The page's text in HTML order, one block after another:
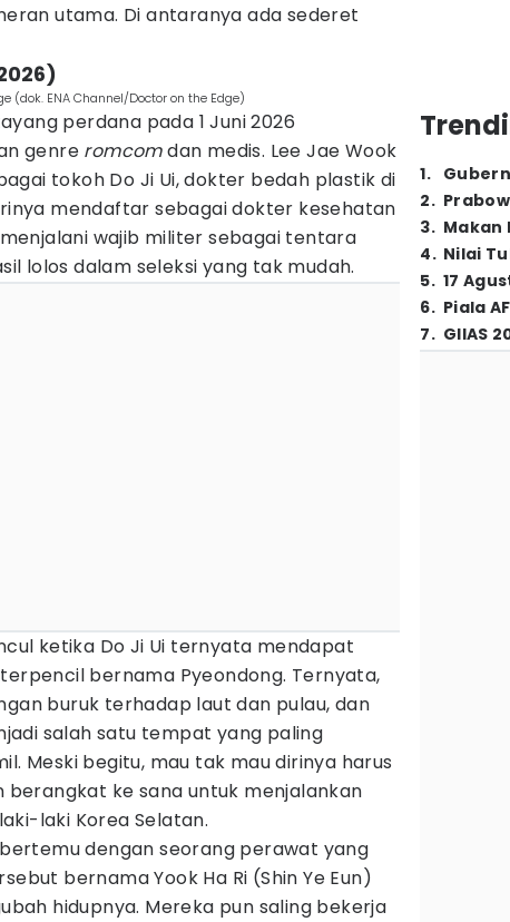
utama. Di antaranya ada sederet
(dok. ENA Channel/Doctor on the Edge)
perdana pada 1 Juni 2026
genre romcomdan medis. Lee Jae Wook
tokoh Do Ji Ui, dokter bedah plastik di
mendaftar sebagai dokter kesehatan
wajib militer sebagai tentara
lolos dalam seleksi yang tak mudah.
ketika Do Ji Ui ternyata mendapat
bernama Pyeondong. Ternyata,
buruk terhadap laut dan pulau, dan
salah satu tempat yang paling
Meski begitu, mau tak mau dirinya harus
ke sana untuk menjalankan
laki Korea Selatan.
dengan seorang perawat yang
bernama Yook Ha Ri (Shin Ye Eun)
hidupnya. Mereka pun saling bekerja
1.
2.
3. Makan
4. Nilai
5. 17
6. Piala
7. GIIAS